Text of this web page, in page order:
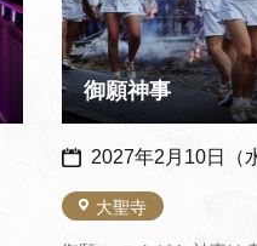
御願神事
大聖寺
2027年2月10日（水） ※